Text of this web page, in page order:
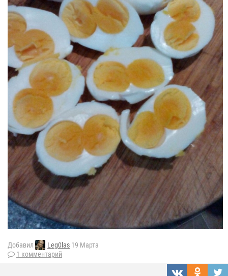
Добавил Leg0las 19 Марта
1 комментарий